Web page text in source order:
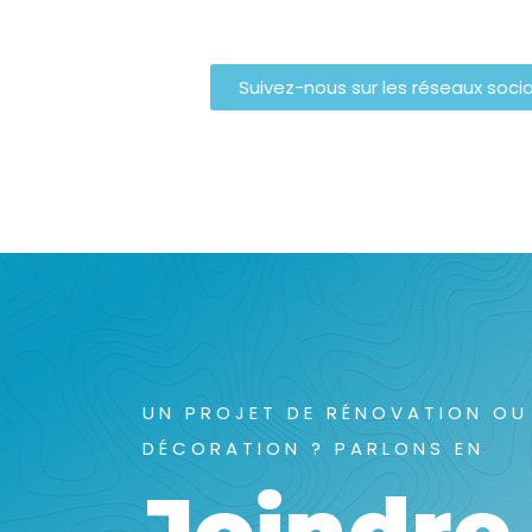
Suivez-nous sur les réseaux
UN PROJET DE RÉNOVATION OU
DÉCORATION ? PARLONS EN